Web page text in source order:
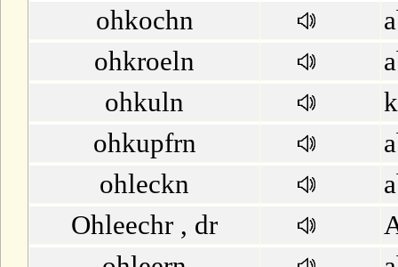
ohkochn
ohkroeln
ohkuln
ohkupfrn
ohleckn
Ohleechr , dr